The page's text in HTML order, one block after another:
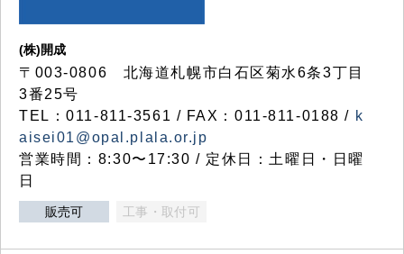
(株)開成
〒003-0806 北海道札幌市白石区菊水6条3丁目
3番25号
TEL：011-811-3561 / FAX：011-811-0188 / k
aisei01@opal.plala.or.jp
営業時間：8:30〜17:30 / 定休日：土曜日・日曜
日
販売可 工事・取付可